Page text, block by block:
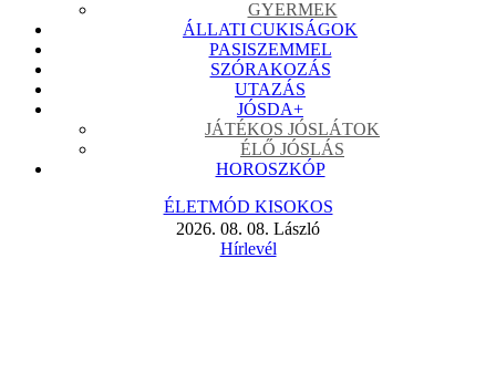
GYERMEK
ÁLLATI CUKISÁGOK
PASISZEMMEL
SZÓRAKOZÁS
UTAZÁS
JÓSDA+
JÁTÉKOS JÓSLÁTOK
ÉLŐ JÓSLÁS
HOROSZKÓP
ÉLETMÓD KISOKOS
2026. 08. 08. László
Hírlevél